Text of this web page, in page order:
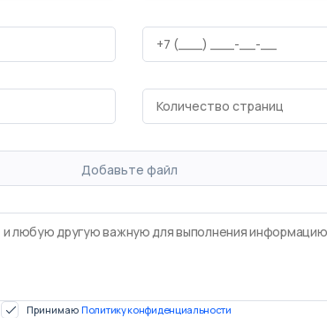
Добавьте файл
Принимаю Политику конфиденциальности